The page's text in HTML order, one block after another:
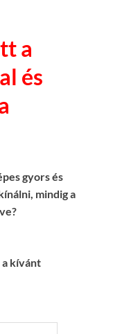
a
és
gyors és
mindig a
a kívánt